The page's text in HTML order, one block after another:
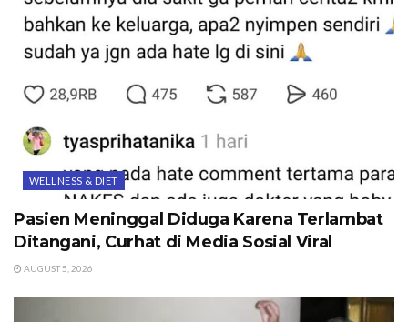
WELLNESS & DIET
Pasien Meninggal Diduga Karena Terlambat
Ditangani, Curhat di Media Sosial Viral
AUGUST 5, 2026